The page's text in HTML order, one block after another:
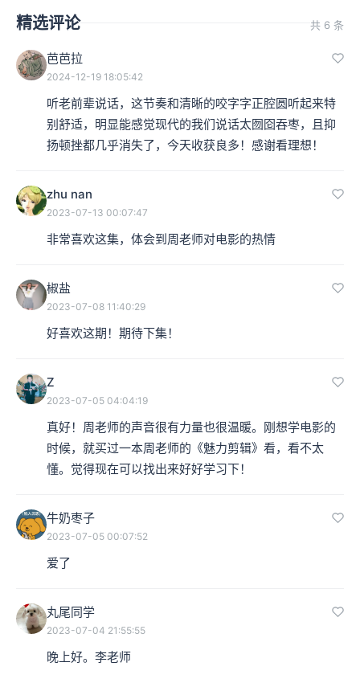
精选评论 共 6 条
芭芭拉
2024-12-19 18:05:42
听老前辈说话，这节奏和清晰的咬字字正腔圆听起来特
别舒适，明显能感觉现代的我们说话太囫囵吞枣，且抑
扬顿挫都几乎消失了，今天收获良多！感谢看理想！
zhu nan
2023-07-13 00:07:47
非常喜欢这集，体会到周老师对电影的热情
椒盐
2023-07-08 11:40:29
好喜欢这期！期待下集！
Z
2023-07-05 04:04:19
真好！周老师的声音很有力量也很温暖。刚想学电影的
时候，就买过一本周老师的《魅力剪辑》看，看不太
懂。觉得现在可以找出来好好学习下！
牛奶枣子
2023-07-05 00:07:52
爱了
丸尾同学
2023-07-04 21:55:55
晚上好。李老师